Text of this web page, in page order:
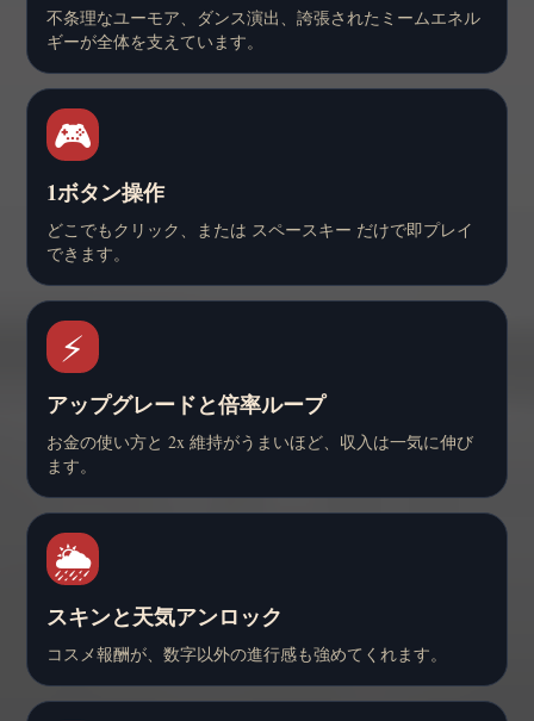
不条理なユーモア、ダンス演出、誇張されたミームエネル
ギーが全体を支えています。
🎮
1ボタン操作
どこでもクリック、または スペースキー だけで即プレイ
できます。
⚡
アップグレードと倍率ループ
お金の使い方と 2x 維持がうまいほど、収入は一気に伸び
ます。
🌦️
スキンと天気アンロック
コスメ報酬が、数字以外の進行感も強めてくれます。